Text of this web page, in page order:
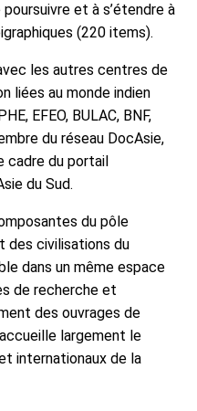
et à s’étendre à
(220 items).
les autres centres de
liées au monde indien
EFEO, BULAC, BNF,
du réseau DocAsie,
cadre du portail
du Sud.
du pôle
des civilisations du
dans un même espace
de recherche et
des ouvrages de
largement le
internationaux de la